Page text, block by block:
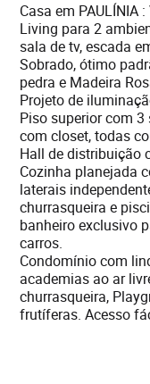
Casa em PAULÍNIA :
Living para 2
sala de tv, escada
Sobrado, ótimo
pedra e Madeira
Projeto de
Piso superior com
com closet, todas
Hall de distribuição
Cozinha planejada
laterais
churrasqueira e
banheiro exclusivo
carros.
Condomínio com
academias ao ar
churrasqueira,
frutíferas. Acesso